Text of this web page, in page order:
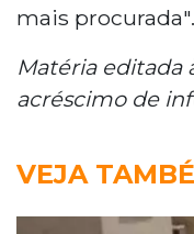
mais procurada".
Matéria editada
acréscimo de
VEJA